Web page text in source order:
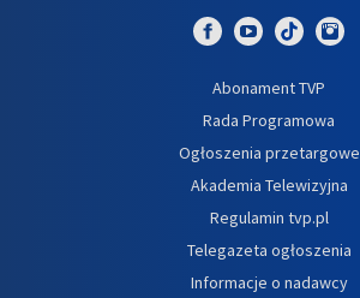
Abonament TVP
Rada Programowa
Ogłoszenia przetargowe
Akademia Telewizyjna
Regulamin tvp.pl
Telegazeta ogłoszenia
Informacje o nadawcy